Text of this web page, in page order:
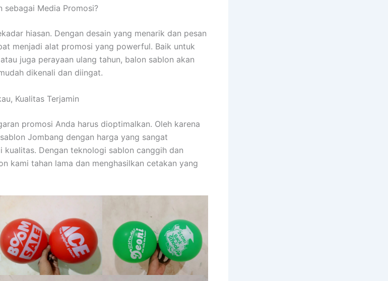
sebagai Media Promosi?
hiasan. Dengan desain yang menarik dan pesan
menjadi alat promosi yang powerful. Baik untuk
juga perayaan ulang tahun, balon sablon akan
dikenali dan diingat.
Kualitas Terjamin
promosi Anda harus dioptimalkan. Oleh karena
Jombang dengan harga yang sangat
kualitas. Dengan teknologi sablon canggih dan
kami tahan lama dan menghasilkan cetakan yang